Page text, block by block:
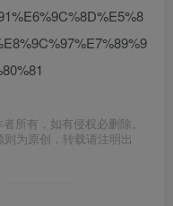
所有，如有侵权必删除。
为原创，转载请注明出